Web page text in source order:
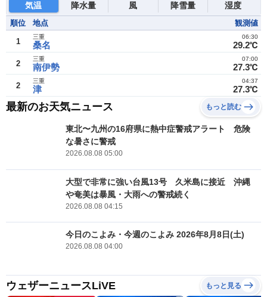
気温 降水量 風 降雪量 湿度
順位 地点 観測値
1 桑名
三重
29.2℃
06:30
2 南伊勢
三重
27.3℃
07:00
2 津
三重
27.3℃
04:37
最新のお天気ニュース もっと読む
東北〜九州の16府県に熱中症警戒アラート 危険
な暑さに警戒
2026.08.08 05:00
大型で非常に強い台風13号 久米島に接近 沖縄
や奄美は暴風・大雨への警戒続く
2026.08.08 04:15
今日のこよみ・今週のこよみ 2026年8月8日(土)
2026.08.08 04:00
ウェザーニュースLiVE もっと見る